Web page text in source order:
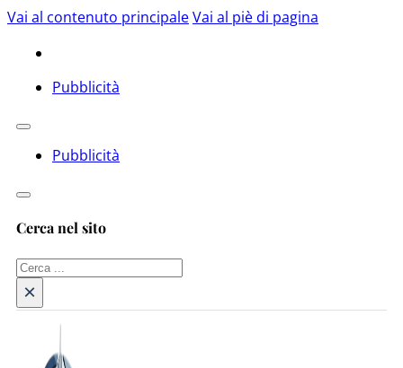
Vai al contenuto principaleVai al piè di pagina
Pubblicità
Pubblicità
Cerca nel sito
Cerca
×